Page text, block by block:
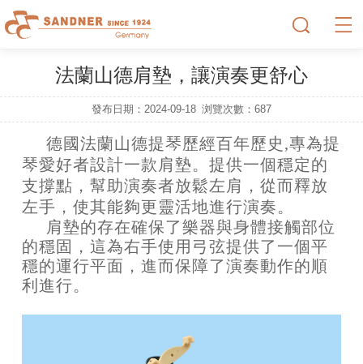
法蘭山德肩墊，讓演奏更舒心
發布日期：2024-09-18 浏覽次數：687
德國法蘭山德提琴歷經百年歷史,專為提
琴愛好者設計一款肩墊。提供一個穩定的
支撐點，幫助演奏者放鬆左肩，從而釋放
左手，使其能夠更靈活地進行演奏。
肩墊的存在確保了樂器與身體接觸部位
的穩固，這為右手使用弓弦提供了一個平
穩的運行平面，進而保障了演奏動作的順
利進行。